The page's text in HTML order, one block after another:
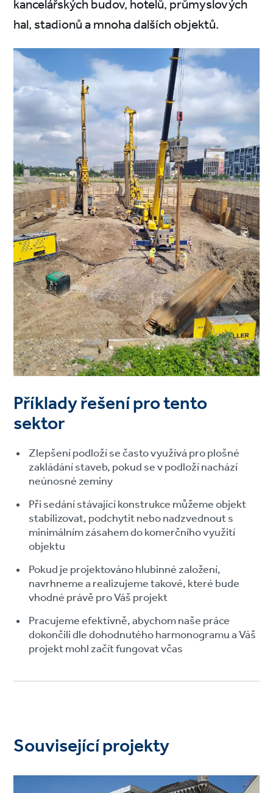
kancelářských budov, hotelů, průmyslových
hal, stadionů a mnoha dalších objektů.
Příklady řešení pro tento
sektor
Zlepšení podloží se často využívá pro plošné
zakládání staveb, pokud se v podloží nachází
neúnosné zeminy
Při sedání stávající konstrukce můžeme objekt
stabilizovat, podchytit nebo nadzvednout s
minimálním zásahem do komerčního využití
objektu
Pokud je projektováno hlubinné založení,
navrhneme a realizujeme takové, které bude
vhodné právě pro Váš projekt
Pracujeme efektivně, abychom naše práce
dokončili dle dohodnutého harmonogramu a Váš
projekt mohl začít fungovat včas
Související projekty
Project